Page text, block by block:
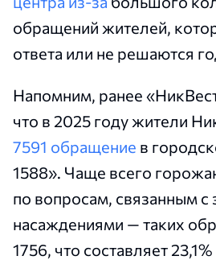
обращений жителей,
ответа или не решаются
Напомним, ранее
что в 2025 году жители
7591 обращение в
1588». Чаще всего
по вопросам, связанным с
насаждениями — таких
1756, что составляет